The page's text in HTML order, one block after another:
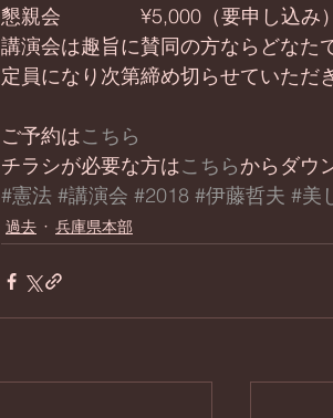
懇親会　　　　¥5,000（要申し込み）
講演会は趣旨に賛同の方ならどなた
定員になり次第締め切らせていただ
ご予約はこちら
チラシが必要な方はこちらからダウ
#憲法 #講演会 #2018 #伊藤哲夫 #美
過去 兵庫県本部